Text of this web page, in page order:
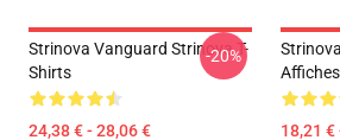
Strinova Vanguard Strinova T-
Shirts
24,38 € - 28,06 €
-20%
Affiches
18,21 €